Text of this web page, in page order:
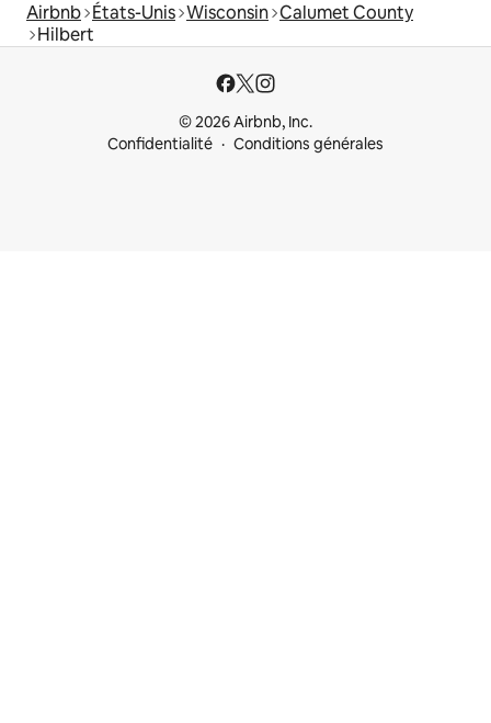
Airbnb États-Unis Wisconsin Calumet County
Hilbert
© 2026 Airbnb, Inc.
Confidentialité
Conditions générales